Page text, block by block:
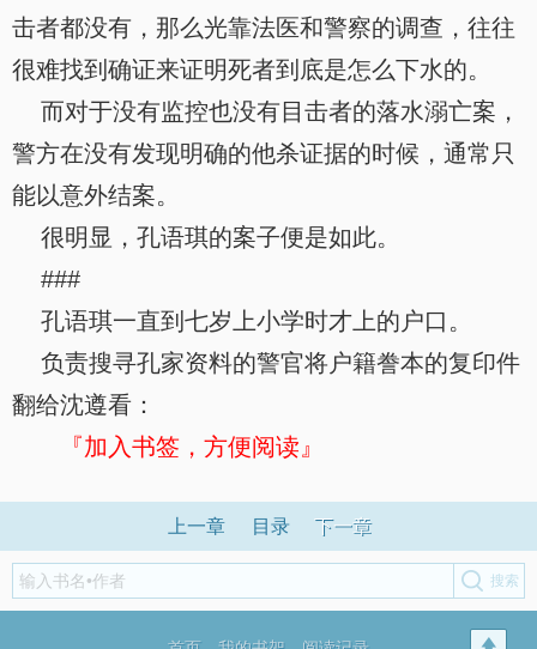
击者都没有，那么光靠法医和警察的调查，往往
很难找到确证来证明死者到底是怎么下水的。
而对于没有监控也没有目击者的落水溺亡案，
警方在没有发现明确的他杀证据的时候，通常只
能以意外结案。
很明显，孔语琪的案子便是如此。
###
孔语琪一直到七岁上小学时才上的户口。
负责搜寻孔家资料的警官将户籍誊本的复印件
翻给沈遵看：
『加入书签，方便阅读』
上一章 目录 下一章